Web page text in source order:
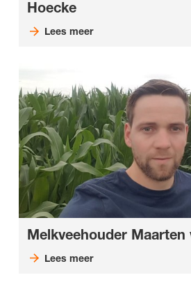
Hoecke
Lees meer
Melkveehouder Maarten
Lees meer